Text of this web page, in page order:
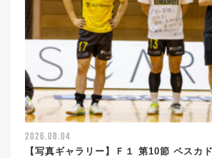
2026.08.04
【写真ギャラリー】Ｆ１ 第10節 ペスカ